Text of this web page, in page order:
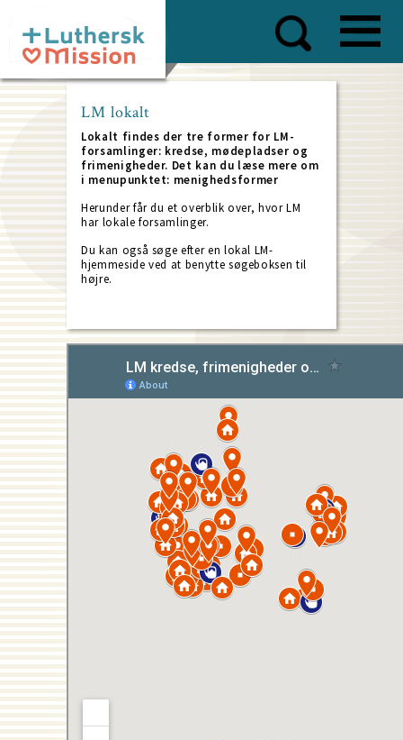
main
content
LM lokalt
Lokalt findes der tre former for LM-
forsamlinger: kredse, mødepladser og
frimenigheder. Det kan du læse mere om
i menupunktet: menighedsformer
Herunder får du et overblik over, hvor LM
har lokale forsamlinger.
Du kan også søge efter en lokal LM-
hjemmeside ved at benytte søgeboksen til
højre.